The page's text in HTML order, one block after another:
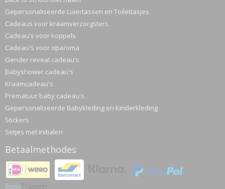
Gepersonaliseerde Luiertassen en Toilettasjes
Cadeaus voor kraamverzorgsters
Cadeau's voor koppels
Cadeau's voor opa/oma
Gender reveal cadeau's
Babyshower cadeau's
Kraamcadeau's
Prematuur baby cadeau's
Gepersonaliseerde Babykleding en Kinderkleding
Stickers
Setjes met initialen
Betaalmethodes